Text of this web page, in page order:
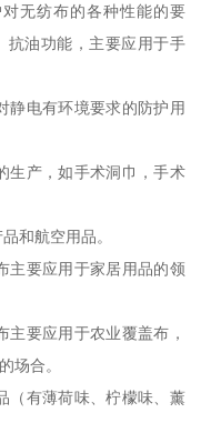
无纺布的各种性能的要
抗油功能，主要应用于手
静电有环境要求的防护用
生产，如手术洞巾，手术
和航空用品。
主要应用于家居用品的领
要应用于农业覆盖布，
场合。
（有薄荷味、柠檬味、薰